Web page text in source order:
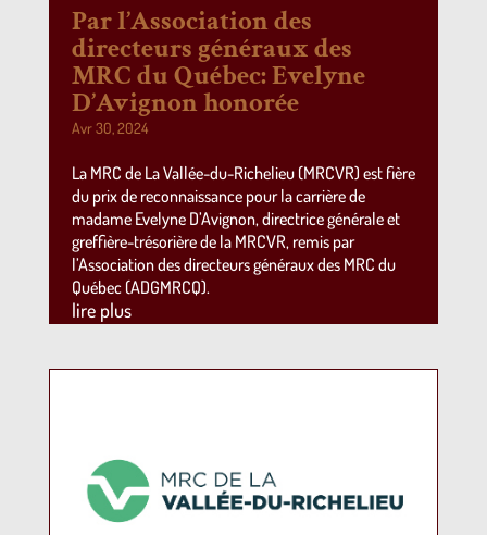
Par l’Association des
directeurs généraux des
MRC du Québec: Evelyne
D’Avignon honorée
Avr 30, 2024
La MRC de La Vallée-du-Richelieu (MRCVR) est fière
du prix de reconnaissance pour la carrière de
madame Evelyne D’Avignon, directrice générale et
greffière-trésorière de la MRCVR, remis par
l’Association des directeurs généraux des MRC du
Québec (ADGMRCQ).
lire plus